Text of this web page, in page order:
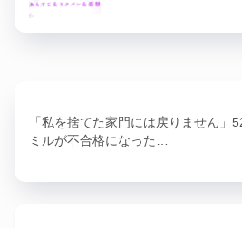
「私を捨てた家門には戻りません」
ミルが不合格になった…